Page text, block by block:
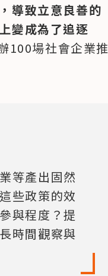
導致立意良善的
變成為了追逐
100場社會企業推
等產出固然
些政策的效
與程度？提
時間觀察與